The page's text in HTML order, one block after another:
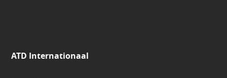
ATD Internationaal